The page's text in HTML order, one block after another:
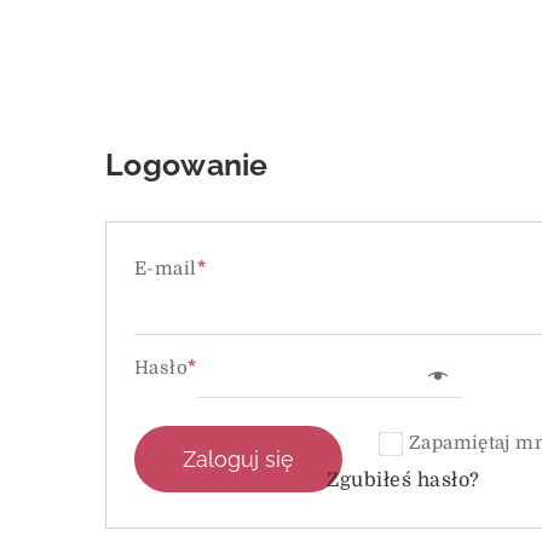
Logowanie
E-mail*
Hasło*
Zaloguj się
Zapamiętaj
Zgubiłeś hasło?